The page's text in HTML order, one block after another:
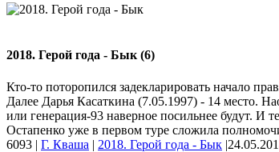
2018. Герой года - Бык (6)
Кто-то поторопился задекларировать начало
Далее Дарья Касаткина (7.05.1997) - 14 место.
или генерация-93 наверное посильнее будут. И
Остапенко уже в первом туре сложила
6093 | Г. Кваша | 2018. Герой года - Бык |